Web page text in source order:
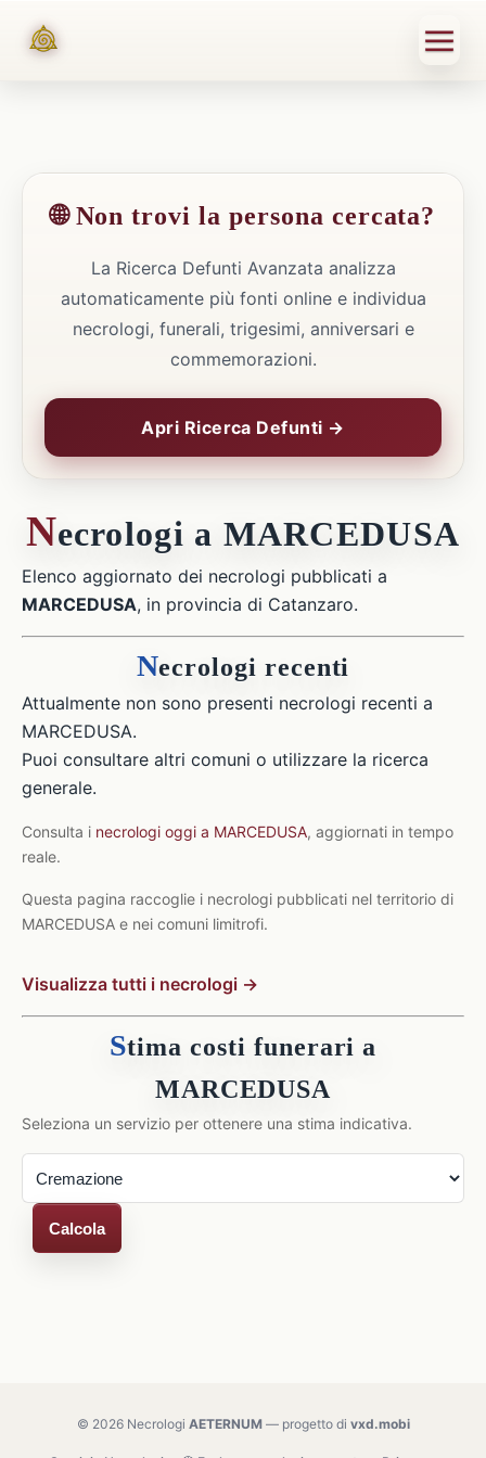
🌐 Non trovi la persona cercata?
La Ricerca Defunti Avanzata analizza
automaticamente più fonti online e individua
necrologi, funerali, trigesimi, anniversari e
commemorazioni.
Apri Ricerca Defunti →
Necrologi a MARCEDUSA
Elenco aggiornato dei necrologi pubblicati a
MARCEDUSA, in provincia di Catanzaro.
Necrologi recenti
Attualmente non sono presenti necrologi recenti a
MARCEDUSA.
Puoi consultare altri comuni o utilizzare la ricerca
generale.
Consulta i necrologi oggi a MARCEDUSA, aggiornati in tempo
reale.
Questa pagina raccoglie i necrologi pubblicati nel territorio di
MARCEDUSA e nei comuni limitrofi.
Visualizza tutti i necrologi →
Stima costi funerari a
MARCEDUSA
Seleziona un servizio per ottenere una stima indicativa.
Calcola
© 2026 Necrologi AETERNUM— progetto di vxd.mobi